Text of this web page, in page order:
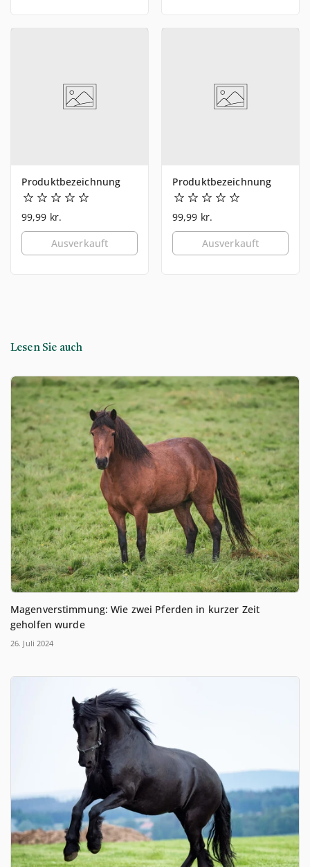
Produktbezeichnung
99,99 kr.
Ausverkauft
Produktbezeichnung
99,99 kr.
Ausverkauft
Lesen Sie auch
Magenverstimmung: Wie zwei Pferden in kurzer Zeit
geholfen wurde
26. Juli 2024